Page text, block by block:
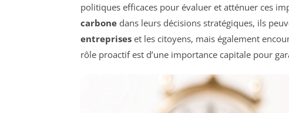
politiques efficaces pour évaluer et atténuer ces
carbone dans leurs décisions stratégiques, ils
entreprises et les citoyens, mais également
rôle proactif est d’une importance capitale pour